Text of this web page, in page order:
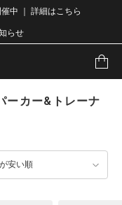
中 ｜ 詳細はこちら
らせ
ーカー&トレーナ
安い順